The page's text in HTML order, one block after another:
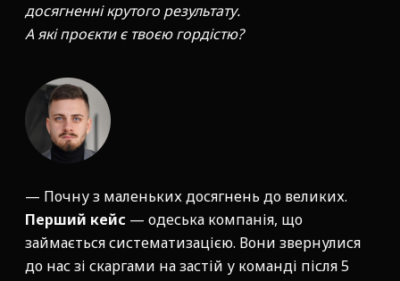
досягненні крутого результату.
А які проєкти є твоєю гордістю?
— Почну з маленьких досягнень до великих.
Перший кейс — одеська компанія, що
займається систематизацією. Вони звернулися
до нас зі скаргами на застій у команді після 5